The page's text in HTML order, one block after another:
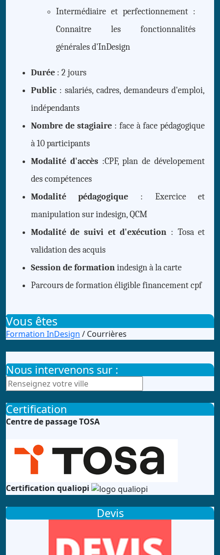
Intermédiaire et perfectionnement :
Connaitre les fonctionnalités
générales d'InDesign
Durée: 2 jours
Public: salariés, cadres, demandeurs d'emploi,
indépendants
Nombre de stagiaire: face à face pédagogique
à 10 participants
Modalité d'accès :CPF, plan de dévelopement
des compétences
Modalité pédagogique : Exercice et
manipulation sur indesign, QCM
Modalité de suivi et d'exécution : Tosa et
validation des acquis
Session de formationindesign à la carte
Parcours de formation éligible financement cpf
Vous êtes
Formation InDesign / Courrières
Nous intervenons sur :
Certification
Centre de passage TOSA
Certification qualiopi
Devis